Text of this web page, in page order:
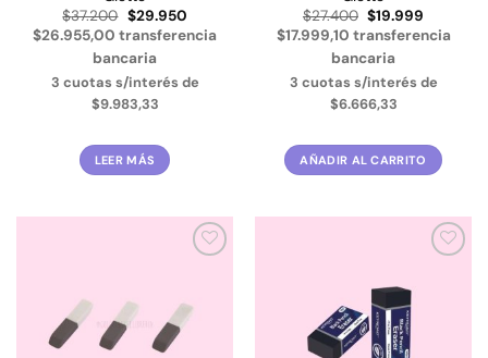
$37.200 El
precio
original
era:
$29.950El
precio
actual
$26.955,00 transferencia
bancaria
3 cuotas s/interés de
$9.983,33
LEER MÁS
$27.400 El
precio
original
era:
$19.999
precio
actual
$17.999,10 transferencia
bancaria
3 cuotas s/interés de
$6.666,33
AÑADIR AL CARRITO
lista de
deseos